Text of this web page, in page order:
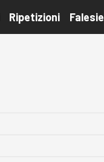
Ripetizioni Falesie